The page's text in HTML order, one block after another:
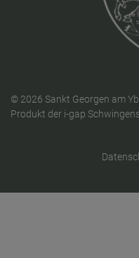
© 2026 Sankt Georgen am
Produkt der i-gap